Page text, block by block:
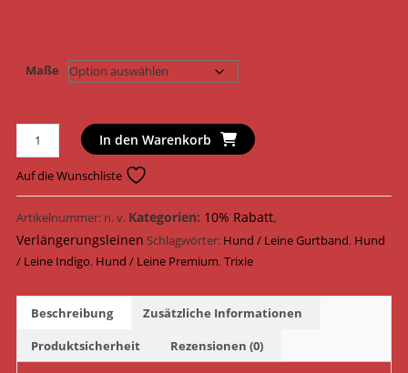
Maße
Trixie
Hundeleine
Premium
Verlängerungsleine
extra
lang
Gurtband
-
196913
Indigo
In den Warenkorb
Auf die Wunschliste
Artikelnummer: n. v. Kategorien: 10% Rabatt,
Verlängerungsleinen Schlagwörter: Hund / Leine Gurtband, Hund
/ Leine Indigo, Hund / Leine Premium,Trixie
Beschreibung
Zusätzliche Informationen
Produktsicherheit
Rezensionen (0)